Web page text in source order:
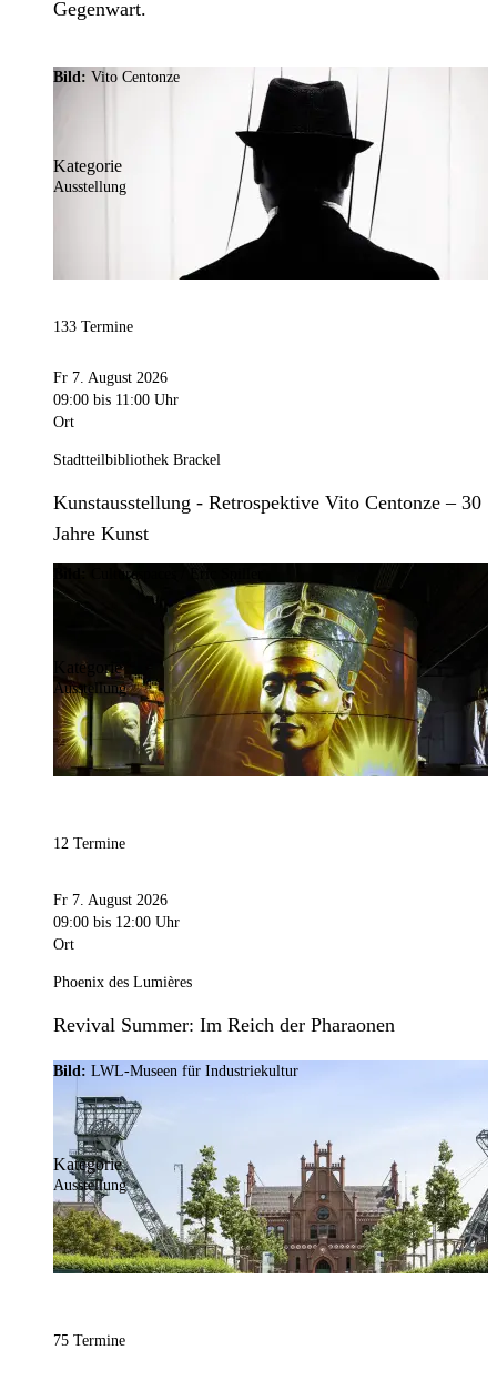
Gegenwart.
Bild: Vito Centonze
Kategorie
Ausstellung
133 Termine
Fr 7. August 2026
09:00 bis 11:00 Uhr
Ort
Stadtteilbibliothek Brackel
Kunstausstellung - Retrospektive Vito Centonze – 30
Jahre Kunst
Culturespaces / Eric Spiller
Kategorie
Ausstellung
12 Termine
Fr 7. August 2026
09:00 bis 12:00 Uhr
Ort
Phoenix des Lumières
Revival Summer: Im Reich der Pharaonen
Bild: LWL-Museen für Industriekultur
Kategorie
Ausstellung
75 Termine